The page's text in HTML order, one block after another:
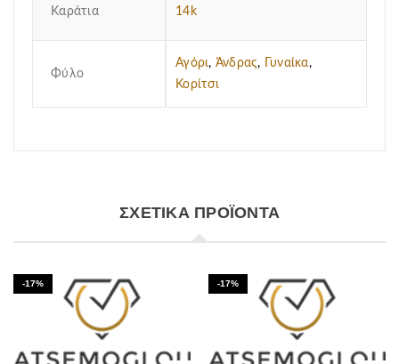
Καράτια 14k
Φύλο
Αγόρι, Άνδρας, Γυναίκα,
Κορίτσι
ΣΧΕΤΙΚΆ ΠΡΟΪΌΝΤΑ
-17% -17%